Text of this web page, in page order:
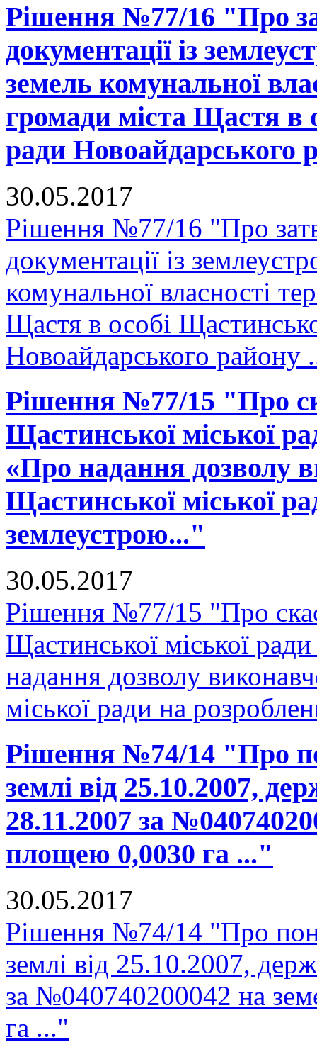
Рішення №77/16 "Про
документації із
земель комунальної
громади міста Щастя в
ради Новоайдарського
30.05.2017
Рішення №77/16 "Про
документації із
комунальної власності
Щастя в особі
Новоайдарського району
Рішення №77/15 "Про
Щастинської міської
«Про надання дозволу
Щастинської міської
землеустрою..."
30.05.2017
Рішення №77/15 "Про
Щастинської міської
надання дозволу
міської ради на
Рішення №74/14 "Про
землі від 25.10.2007,
28.11.2007 за
площею 0,0030 га ..."
30.05.2017
Рішення №74/14 "Про
землі від 25.10.2007,
за №040740200042 на
га ..."